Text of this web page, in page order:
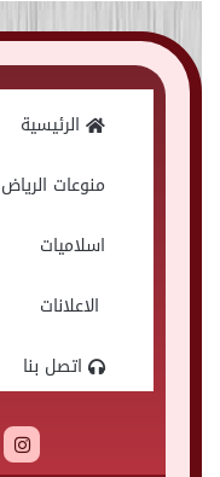
الرئيسية
منوعات الرياض
اسلاميات
الاعلانات
اتصل بنا